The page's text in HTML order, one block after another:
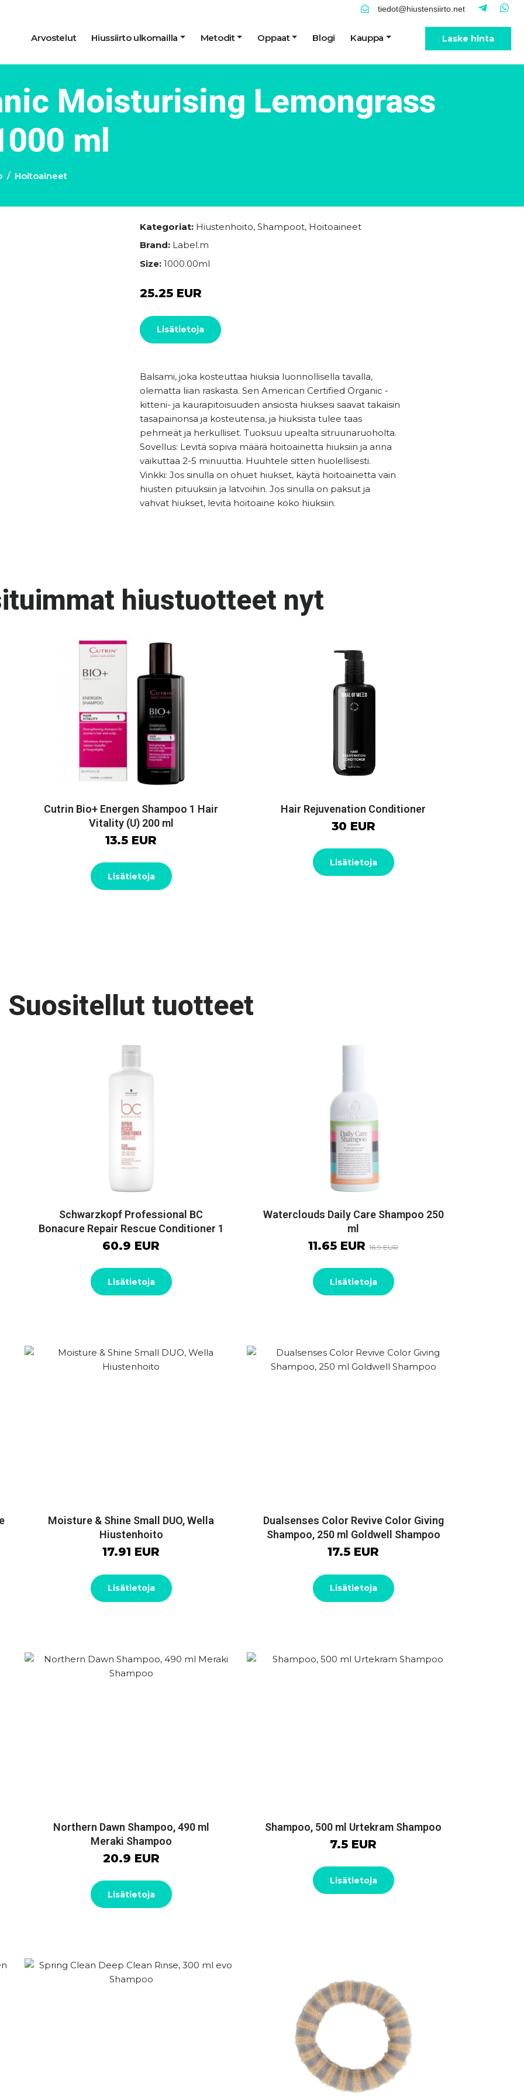
tiedot@hiustensiirto.net
Arvostelut Hiussiirto ulkomailla Metodit Oppaat Blogi Kauppa Laske hinta
Moisturising Lemongrass
ml
Hoitoaineet
Kategoriat: Hiustenhoito, Shampoot, Hoitoaineet
Brand: Label.m
Size: 1000.00ml
25.25 EUR
Lisätietoja
Balsami, joka kosteuttaa hiuksia luonnollisella tavalla,
olematta liian raskasta. Sen American Certified Organic -
kitteni- ja kaurapitoisuuden ansiosta hiuksesi saavat takaisin
tasapainonsa ja kosteutensa, ja hiuksista tulee taas
pehmeät ja herkulliset. Tuoksuu upealta sitruunaruoholta.
Sovellus: Levitä sopiva määrä hoitoainetta hiuksiin ja anna
vaikuttaa 2-5 minuuttia. Huuhtele sitten huolellisesti.
Vinkki: Jos sinulla on ohuet hiukset, käytä hoitoainetta vain
hiusten pituuksiin ja latvoihin. Jos sinulla on paksut ja
vahvat hiukset, levitä hoitoaine koko hiuksiin.
hiustuotteet nyt
Cutrin Bio+ Energen Shampoo 1 Hair
Vitality (U) 200 ml
13.5 EUR
Lisätietoja
Hair Rejuvenation Conditioner
30 EUR
Lisätietoja
Suositellut tuotteet
Schwarzkopf Professional BC
Bonacure Repair Rescue Conditioner 1
60.9 EUR
Lisätietoja
Waterclouds Daily Care Shampoo 250
ml
11.65 EUR 16.9 EUR
Lisätietoja
Moisture & Shine Small DUO, Wella
Hiustenhoito
17.91 EUR
Lisätietoja
Dualsenses Color Revive Color Giving
Shampoo, 250 ml Goldwell Shampoo
17.5 EUR
Lisätietoja
Northern Dawn Shampoo, 490 ml
Meraki Shampoo
20.9 EUR
Lisätietoja
Shampoo, 500 ml Urtekram Shampoo
7.5 EUR
Lisätietoja